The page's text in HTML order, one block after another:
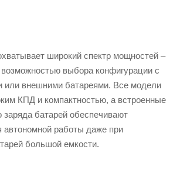
широкий спектр мощностей –
выбора конфигурации с
или внешними батареями. Все модели
КПД и компактностью, а встроенные
заряда батарей обеспечивают
автономной работы даже при
большой емкости.